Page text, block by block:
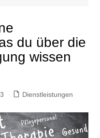
du über die
wissen
Dienstleistungen